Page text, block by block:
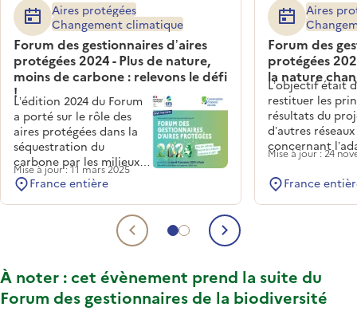
Aller au contenu 1
Aller au contenu 2
Forum des gestionnaires d’aires
protégées 2024 - Plus de nature,
moins de carbone : relevons le défi
!
Aires protégées
Changement climatique
L’édition 2024 du Forum
a porté sur le rôle des
aires protégées dans la
séquestration du
carbone par les milieux
naturels. En effet, le
réseau des CEN
expérimente le
développement de 3
portant sur les vieilles
les prairies.
Mise à jour : 11 mars 2025
France entière
Forum des
protégées
la nature
Aires
L’objectif était
restituer les
résultats du
d’autres réseaux
concernant
des aires
changement
Plus de 320
professionnels
Mise à jour : 24
France
Contenu précédent
Contenu
À noter : cet évènement prend la suite du
Forum des gestionnaires de la biodiversité